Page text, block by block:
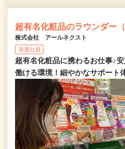
超有名化粧品のラウンダー
株式会社 アールネクスト
派遣社員
超有名化粧品に携わるお仕事♪
働ける環境！細やかなサポート